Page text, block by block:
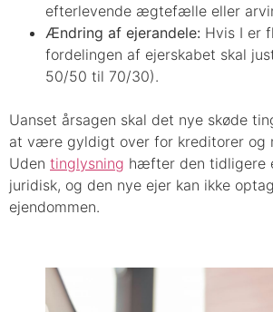
efterlevende ægtefælle eller
Ændring af ejerandele: Hvis I er
fordelingen af ejerskabet skal
50/50 til 70/30).
Uanset årsagen skal det nye skøde
at være gyldigt over for kreditorer og
Uden tinglysning hæfter den tidligere
juridisk, og den nye ejer kan ikke
ejendommen.